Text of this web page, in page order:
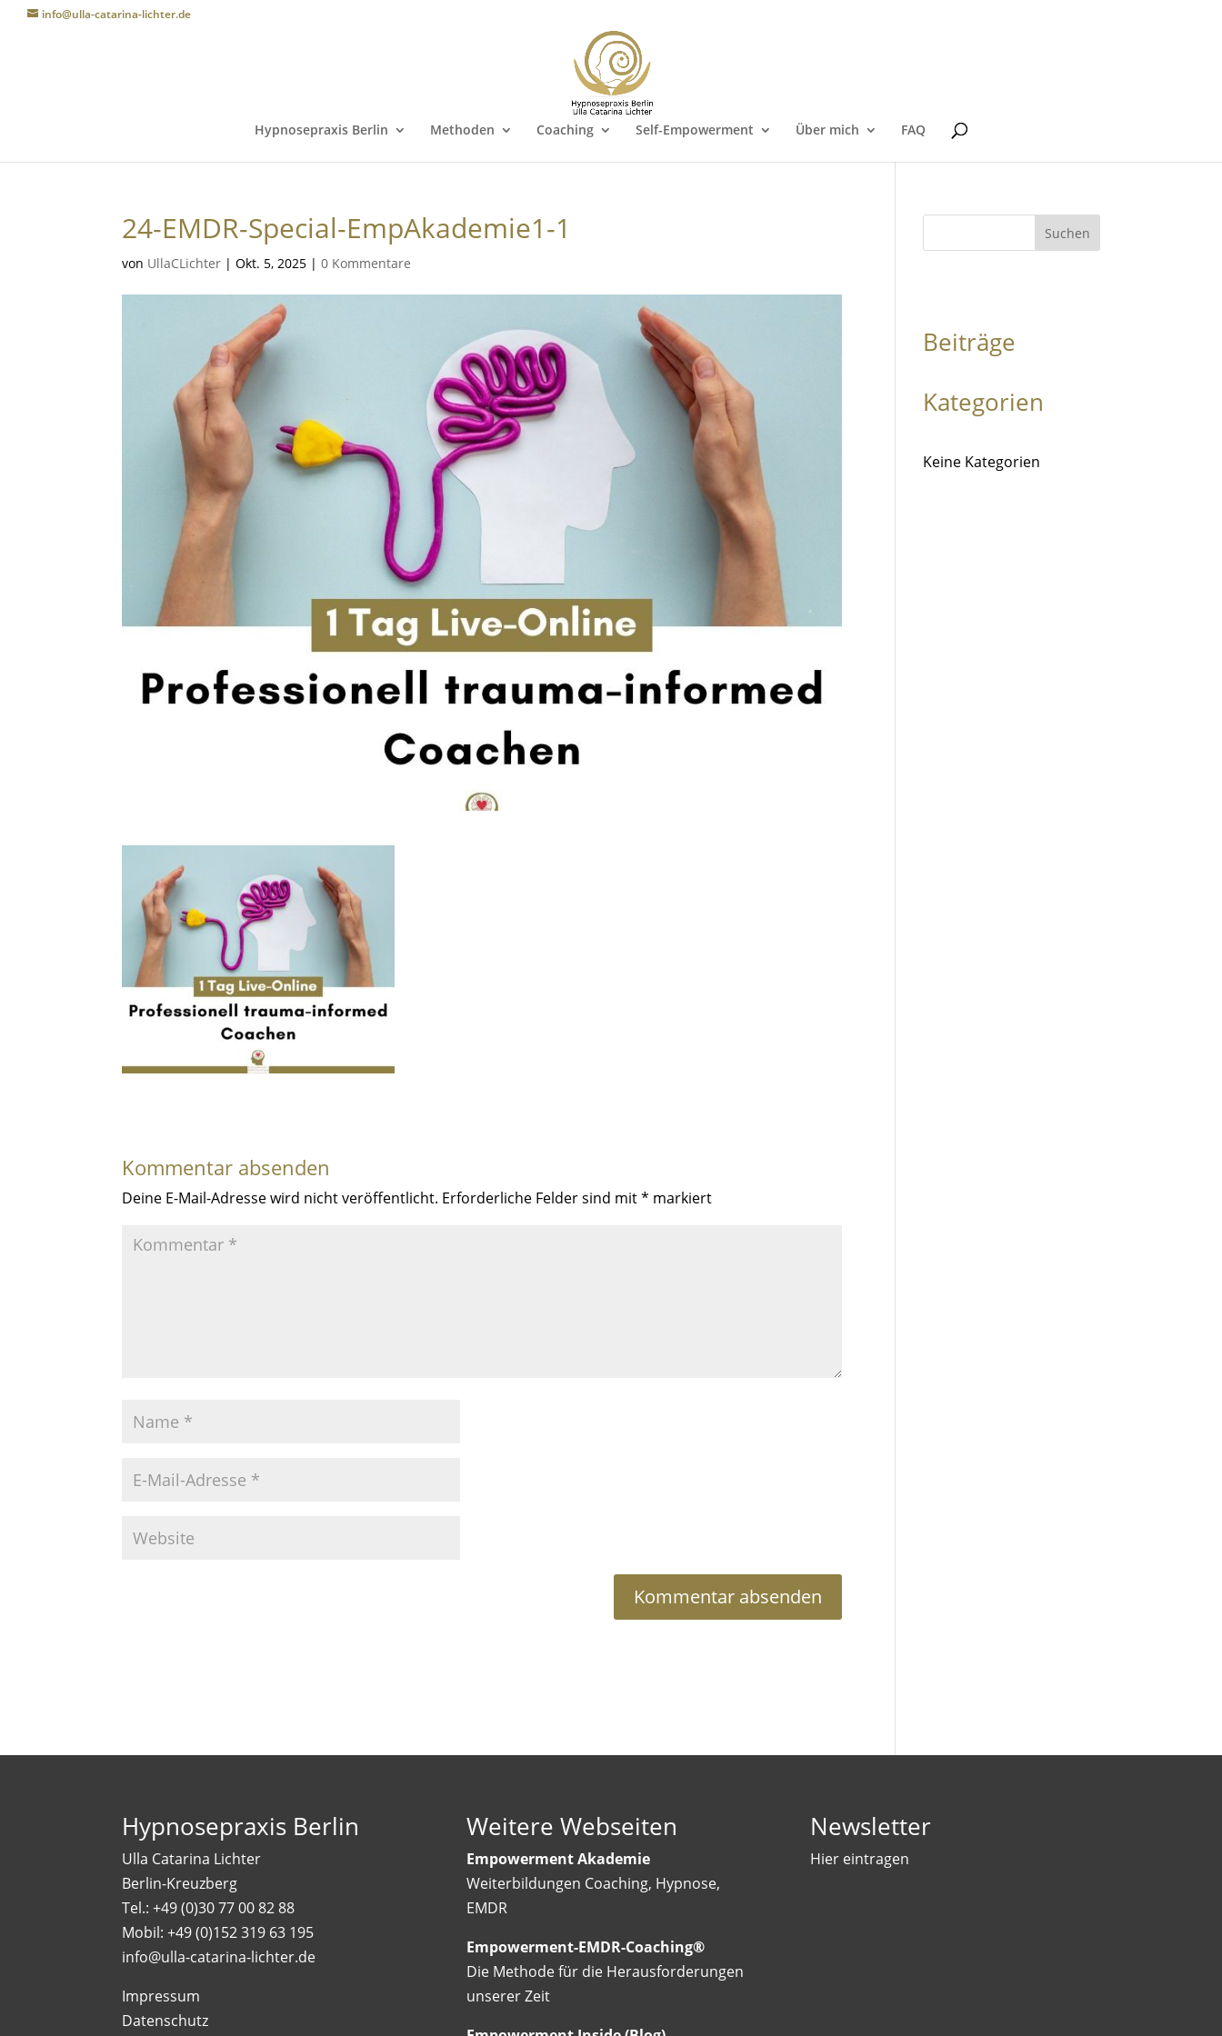
info@ulla-catarina-lichter.de
Hypnosepraxis Berlin Methoden Coaching Self-Empowerment Über mich FAQ
24-EMDR-Special-EmpAkademie1-1
von UllaCLichter |Okt. 5, 2025 |0 Kommentare
Kommentar absenden
Deine E-Mail-Adresse wird nicht veröffentlicht. Erforderliche Felder sind mit* markiert
Suchen
Beiträge
Kategorien
Keine Kategorien
Hypnosepraxis Berlin
Ulla Catarina Lichter
Berlin-Kreuzberg
Tel.: +49 (0)30 77 00 82 88
Mobil: +49 (0)152 319 63 195
info@ulla-catarina-lichter.de
Impressum
Datenschutz
Weitere Webseiten
Empowerment Akademie
Weiterbildungen Coaching, Hypnose,
EMDR
Empowerment-EMDR-Coaching®
Die Methode für die Herausforderungen
unserer Zeit
Newsletter
Hier eintragen